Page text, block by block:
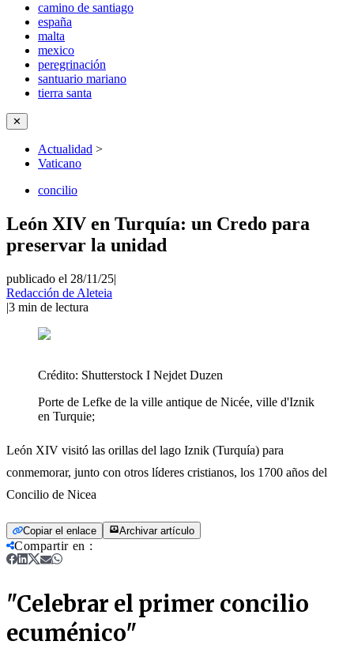
camino de santiago
españa
malta
mexico
peregrinación
santuario mariano
tierra santa
✕
Actualidad >
Vaticano
concilio
León XIV en Turquía: un Credo para
preservar la unidad
publicado el 28/11/25|
Redacción de Aleteia
|3 min de lectura
Crédito: Shutterstock I Nejdet Duzen
Porte de Lefke de la ville antique de Nicée, ville d'Iznik
en Turquie;
León XIV visitó las orillas del lago Iznik (Turquía) para
conmemorar, junto con otros líderes cristianos, los 1700 años del
Concilio de Nicea
Copiar el enlace Archivar artículo
Compartir en :
"Celebrar el primer concilio
ecuménico"